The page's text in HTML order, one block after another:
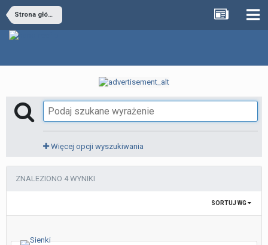
Strona główna
Więcej opcji wyszukiwania
ZNALEZIONO 4 WYNIKI
SORTUJ WG